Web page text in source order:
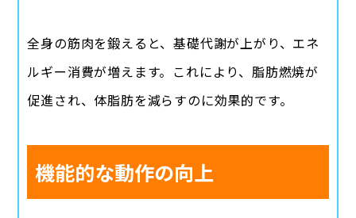
全身の筋肉を鍛えると、基礎代謝が上がり、エネ
ルギー消費が増えます。これにより、脂肪燃焼が
促進され、体脂肪を減らすのに効果的です。
機能的な動作の向上